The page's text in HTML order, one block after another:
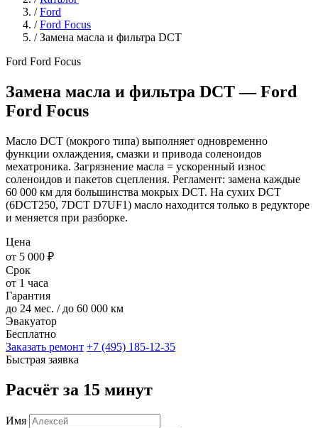
/ Ford
/ Ford Focus
/ Замена масла и фильтра DCT
Ford Ford Focus
Замена масла и фильтра DCT — Ford
Ford Focus
Масло DCT (мокрого типа) выполняет одновременно
функции охлаждения, смазки и привода соленоидов
мехатроника. Загрязнение масла = ускоренный износ
соленоидов и пакетов сцепления. Регламент: замена каждые
60 000 км для большинства мокрых DCT. На сухих DCT
(6DCT250, 7DCT D7UF1) масло находится только в редукторе
и меняется при разборке.
Цена
от 5 000 ₽
Срок
от 1 часа
Гарантия
до 24 мес. / до 60 000 км
Эвакуатор
Бесплатно
Заказать ремонт +7 (495) 185-12-35
Быстрая заявка
Расчёт за 15 минут
Имя